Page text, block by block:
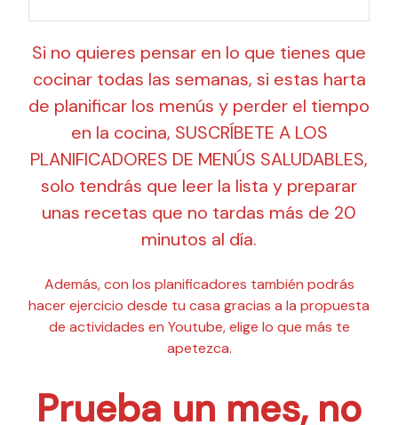
Si no quieres pensar en lo que tienes que
cocinar todas las semanas, si estas harta
de planificar los menús y perder el tiempo
en la cocina, SUSCRÍBETE A LOS
PLANIFICADORES DE MENÚS SALUDABLES,
solo tendrás que leer la lista y preparar
unas recetas que no tardas más de 20
minutos al día.
Además, con los planificadores también podrás
hacer ejercicio desde tu casa gracias a la propuesta
de actividades en Youtube, elige lo que más te
apetezca.
Prueba un mes, no